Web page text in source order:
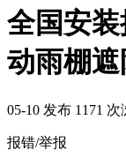
全国安
动雨棚遮
05-10 发布 1171 次
报错/举报